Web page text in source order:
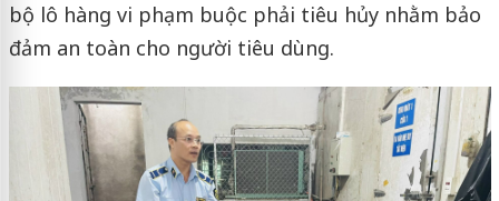
bộ lô hàng vi phạm buộc phải tiêu hủy nhằm bảo
đảm an toàn cho người tiêu dùng.